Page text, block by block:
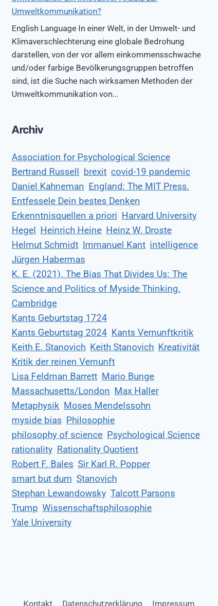
Umweltkommunikation?
English Language In einer Welt, in der Umwelt- und
Klimaverschlechterung eine globale Bedrohung
darstellen, von der vor allem einkommensschwache
und/oder farbige Bevölkerungsgruppen betroffen
sind, ist die Suche nach wirksamen Methoden der
Umweltkommunikation von...
Archiv
Association for Psychological Science
Bertrand Russell
brexit covid-19 pandemic
Daniel Kahneman England: The MIT Press.
Entfessele Dein bestes Denken
Erkenntnisquellen a priori Harvard University
Hegel
Heinrich Heine Heinz W. Droste
Helmut Schmidt
Immanuel Kant intelligence
Jürgen Habermas
K. E. (2021). The Bias That Divides Us: The
Science and Politics of Myside Thinking.
Cambridge
Kants Geburtstag 1724
Kants Geburtstag 2024 Kants Vernunftkritik
Keith E. Stanovich Keith Stanovich Kreativität
Kritik der reinen Vernunft
Lisa Feldman Barrett Mario Bunge
Massachusetts/London Max Haller
Metaphysik Moses Mendelssohn
myside bias Philosophie
philosophy of science Psychological Science
rationality Rationality Quotient
Robert F. Bales Sir Karl R. Popper
smart but dum Stanovich
Stephan Lewandowsky Talcott Parsons
Trump Wissenschaftsphilosophie
Yale University
Kontakt Datenschutzerklärung Impressum